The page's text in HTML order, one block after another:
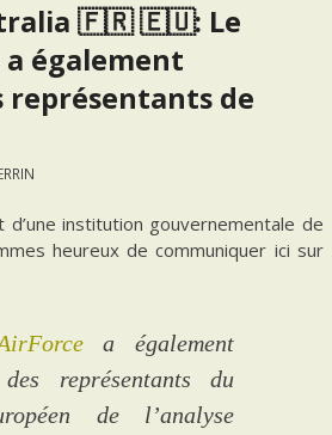
🇫🇷 🇪🇺: Le
a également
représentants de
institution gouvernementale de
heureux de communiquer ici sur
a également
représentants du
de l’analyse